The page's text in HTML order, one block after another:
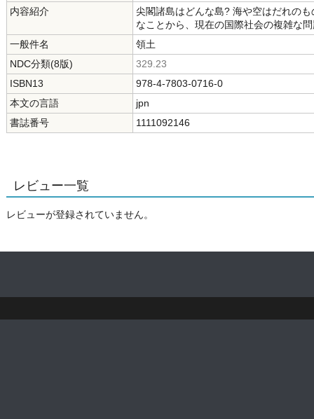
内容紹介
尖閣諸島はどんな島? 海や空はだれの
なことから、現在の国際社会の複雑な
一般件名
領土
NDC分類(8版)
329.23
ISBN13
978-4-7803-0716-0
本文の言語
jpn
書誌番号
1111092146
レビュー一覧
レビューが登録されていません。